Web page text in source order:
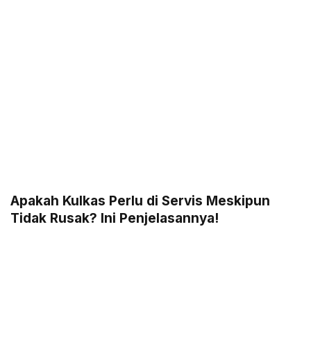
Apakah Kulkas Perlu di Servis Meskipun
Tidak Rusak? Ini Penjelasannya!